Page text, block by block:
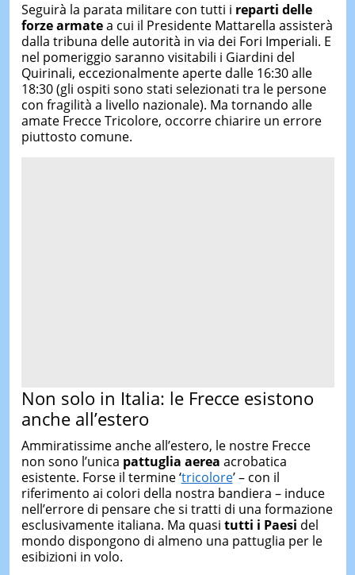
Seguirà la parata militare con tutti i reparti delle
forze armatea cui il Presidente Mattarella assisterà
dalla tribuna delle autorità in via dei Fori Imperiali. E
nel pomeriggio saranno visitabili i Giardini del
Quirinali, eccezionalmente aperte dalle 16:30 alle
18:30 (gli ospiti sono stati selezionati tra le persone
con fragilità a livello nazionale). Ma tornando alle
amate Frecce Tricolore, occorre chiarire un errore
piuttosto comune.
Non solo in Italia: le Frecce esistono
anche all’estero
Ammiratissime anche all’estero, le nostre Frecce
non sono l’unica pattuglia aerea acrobatica
esistente. Forse il termine ‘tricolore’ – con il
riferimento ai colori della nostra bandiera – induce
nell’errore di pensare che si tratti di una formazione
esclusivamente italiana. Ma quasi tutti i Paesi del
mondo dispongono di almeno una pattuglia per le
esibizioni in volo.